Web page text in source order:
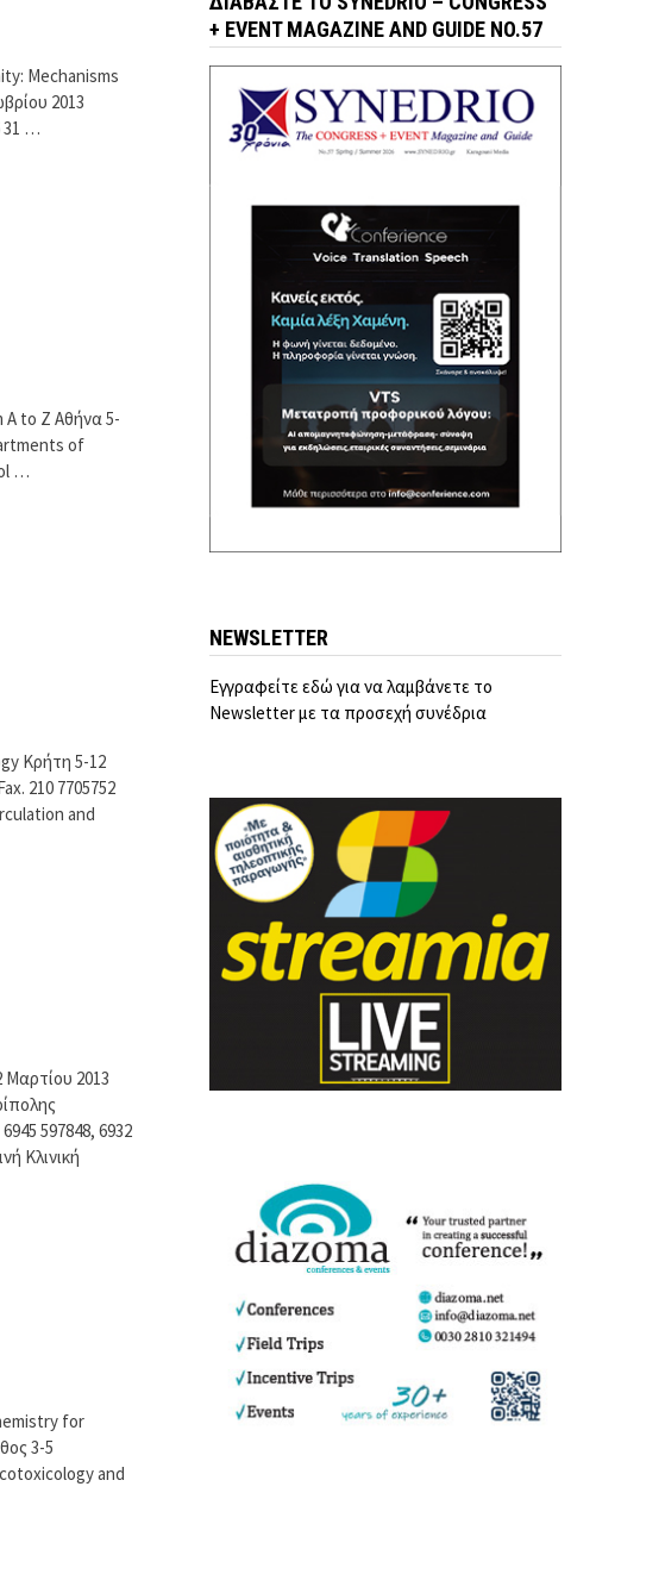
Mechanisms
2013
31 …
A to Z Αθήνα 5-
of
…
Κρήτη 5-12
210 7705752
and
2013
597848, 6932
Κλινική
for
3-5
and
+ EVENT MAGAZINE AND GUIDE NO.57
NEWSLETTER
Εγγραφείτε εδώ για να λαμβάνετε το
Newsletter με τα προσεχή συνέδρια